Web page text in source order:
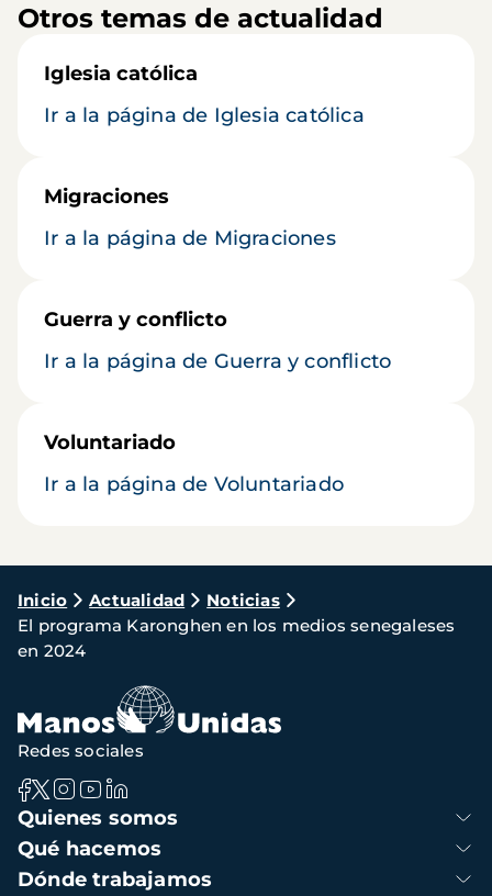
Otros temas de actualidad
Iglesia católica
Ir a la página de Iglesia católica
Migraciones
Ir a la página de Migraciones
Guerra y conflicto
Ir a la página de Guerra y conflicto
Voluntariado
Ir a la página de Voluntariado
Ruta
de
navegación
Inicio Actualidad
Noticias
El programa Karonghen en los medios senegaleses
en 2024
Navegación
principal
Quienes somos
Qué hacemos
Dónde trabajamos
Redes sociales